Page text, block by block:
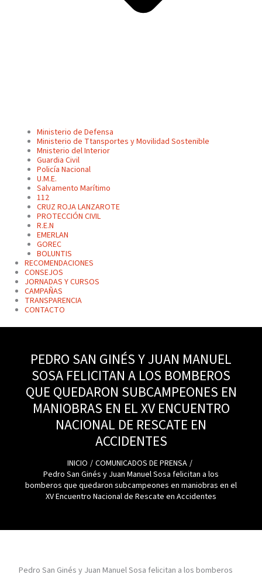
Ministerio de Defensa
Ministerio de Ttansportes y Movilidad Sostenible
Mnisterio del Interior
Guardia Civil
Policía Nacional
U.M.E.
Salvamento Marítimo
112
CRUZ ROJA LANZAROTE
PROTECCIÓN CIVIL
R.E.N
EMERLAN
GOREC
BOLUNTIS
RECOMENDACIONES
CONSEJOS
JORNADAS Y CURSOS
CAMPAÑAS
TRANSPARENCIA
CONTACTO
PEDRO SAN GINÉS Y JUAN MANUEL
SOSA FELICITAN A LOS BOMBEROS
QUE QUEDARON SUBCAMPEONES EN
MANIOBRAS EN EL XV ENCUENTRO
NACIONAL DE RESCATE EN
ACCIDENTES
INICIO
COMUNICADOS DE PRENSA
Pedro San Ginés y Juan Manuel Sosa felicitan a los
bomberos que quedaron subcampeones en maniobras en el
XV Encuentro Nacional de Rescate en Accidentes
Pedro San Ginés y Juan Manuel Sosa felicitan a los bomberos